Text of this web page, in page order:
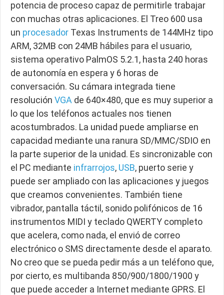
potencia de proceso capaz de permitirle trabajar
con muchas otras aplicaciones. El Treo 600 usa
un procesador Texas Instruments de 144MHz tipo
ARM, 32MB con 24MB hábiles para el usuario,
sistema operativo PalmOS 5.2.1, hasta 240 horas
de autonomía en espera y 6 horas de
conversación. Su cámara integrada tiene
resolución VGA de 640×480, que es muy superior a
lo que los teléfonos actuales nos tienen
acostumbrados. La unidad puede ampliarse en
capacidad mediante una ranura SD/MMC/SDIO en
la parte superior de la unidad. Es sincronizable con
el PC mediante infrarrojos, USB, puerto serie y
puede ser ampliado con las aplicaciones y juegos
que creamos convenientes. También tiene
vibrador, pantalla táctil, sonido polifónicos de 16
instrumentos MIDI y teclado QWERTY completo
que acelera, como nada, el envió de correo
electrónico o SMS directamente desde el aparato.
No creo que se pueda pedir más a un teléfono que,
por cierto, es multibanda 850/900/1800/1900 y
que puede acceder a Internet mediante GPRS. El